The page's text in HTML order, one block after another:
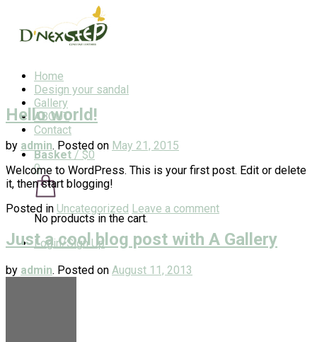
Home
Design your sandal
Gallery
ABOUT
Contact
Basket / $0
0
No products in the cart.
Login/Sign Up
Hello world!
by admin. Posted on May 21, 2015
Welcome to WordPress. This is your first post. Edit or delete
it, then start blogging!
Posted in Uncategorized Leave a comment
Just a cool blog post with A Gallery
by admin. Posted on August 11, 2013